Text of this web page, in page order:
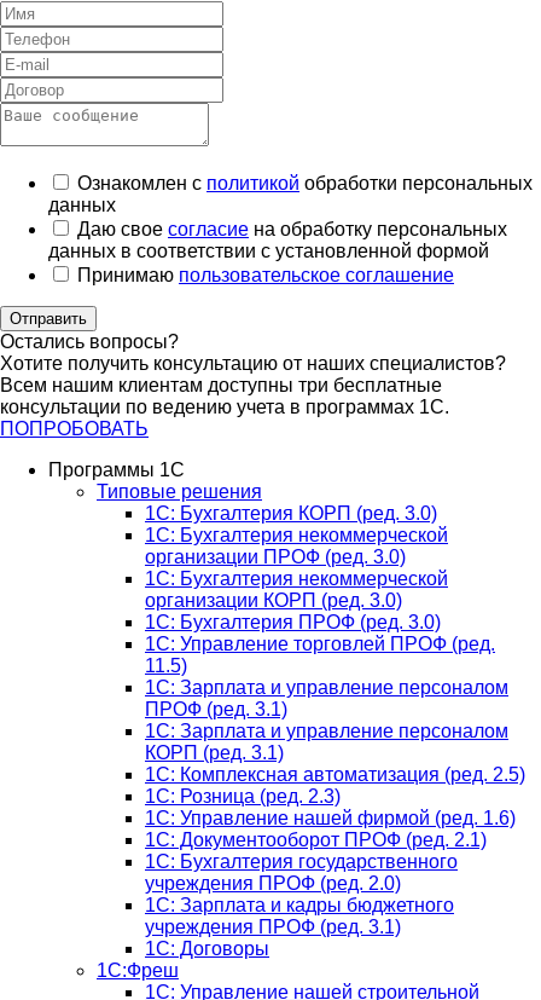
Ознакомлен с политикой обработки персональных
данных
Даю свое согласие на обработку персональных
данных в соответствии с установленной формой
Принимаю пользовательское соглашение
Отправить
Остались вопросы?
Хотите получить консультацию от наших специалистов?
Всем нашим клиентам доступны три бесплатные
консультации по ведению учета в программах 1С.
ПОПРОБОВАТЬ
Программы 1С
Типовые решения
1C: Бухгалтерия КОРП (ред. 3.0)
1С: Бухгалтерия некоммерческой
организации ПРОФ (ред. 3.0)
1С: Бухгалтерия некоммерческой
организации КОРП (ред. 3.0)
1C: Бухгалтерия ПРОФ (ред. 3.0)
1C: Управление торговлей ПРОФ (ред.
11.5)
1C: Зарплата и управление персоналом
ПРОФ (ред. 3.1)
1C: Зарплата и управление персоналом
КОРП (ред. 3.1)
1C: Комплексная автоматизация (ред. 2.5)
1С: Розница (ред. 2.3)
1С: Управление нашей фирмой (ред. 1.6)
1С: Документооборот ПРОФ (ред. 2.1)
1C: Бухгалтерия государственного
учреждения ПРОФ (ред. 2.0)
1C: Зарплата и кадры бюджетного
учреждения ПРОФ (ред. 3.1)
1С: Договоры
1С:Фреш
1С: Управление нашей строительной